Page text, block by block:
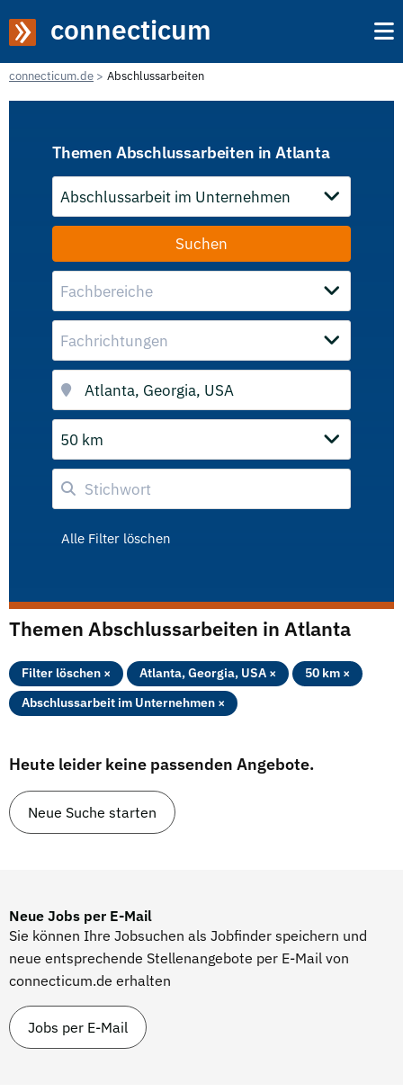
connecticum
connecticum.de Abschlussarbeiten
Themen Abschlussarbeiten in Atlanta
Abschlussarbeit im Unternehmen
Fachbereiche
Fachrichtungen
50 km
Alle Filter löschen
Themen Abschlussarbeiten in Atlanta
Filter löschen × Atlanta, Georgia, USA ×
50 km ×
Abschlussarbeit im Unternehmen ×
Heute leider keine passenden Angebote.
Neue Suche starten
Neue Jobs per E-Mail
Sie können Ihre Jobsuchen als Jobfinder speichern und
neue entsprechende Stellenangebote per E-Mail von
connecticum.de erhalten
Jobs per E-Mail